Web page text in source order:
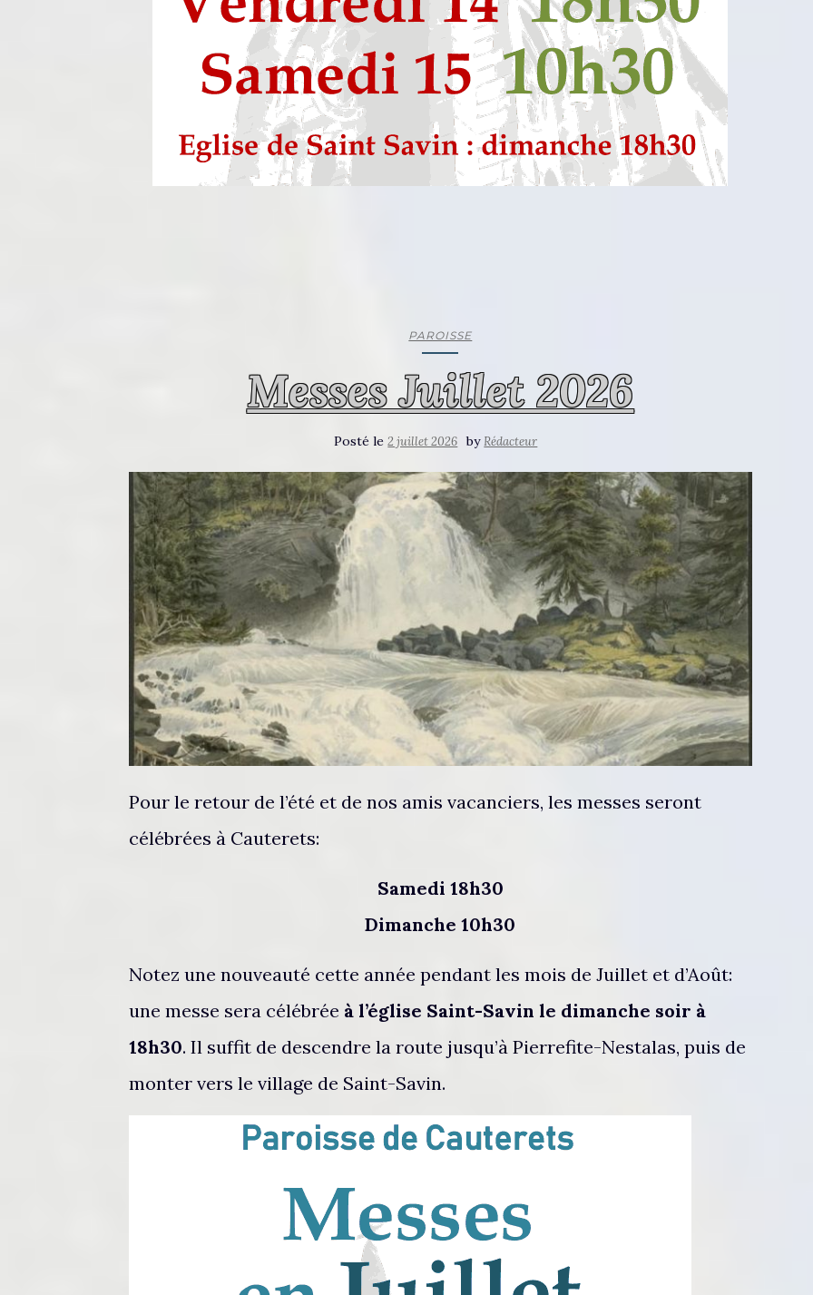
PAROISSE
Messes Juillet 2026
Posté le2 juillet 2026 byRédacteur
Pour le retour de l’été et de nos amis vacanciers, les messes seront
célébrées à Cauterets:
Samedi 18h30
Dimanche 10h30
Notez une nouveauté cette année pendant les mois de Juillet et d’Août:
une messe sera célébrée à l’église Saint-Savin le dimanche soir à
18h30. Il suffit de descendre la route jusqu’à Pierrefite-Nestalas, puis de
monter vers le village de Saint-Savin.